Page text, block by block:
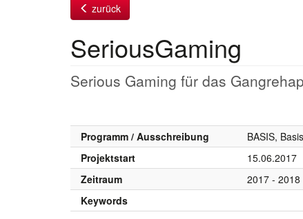
zurück
SeriousGaming
Serious Gaming für das
Programm / Ausschreibung BASIS,
Projektstart
15.06.2017
Zeitraum
2017 - 2018
Keywords